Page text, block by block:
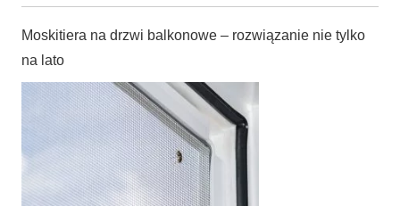
Moskitiera na drzwi balkonowe – rozwiązanie nie tylko
na lato